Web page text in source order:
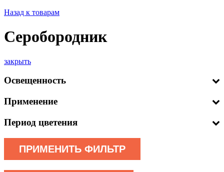
Назад к товарам
Серобородник
закрыть
Освещенность
Применение
Период цветения
ПРИМЕНИТЬ ФИЛЬТР